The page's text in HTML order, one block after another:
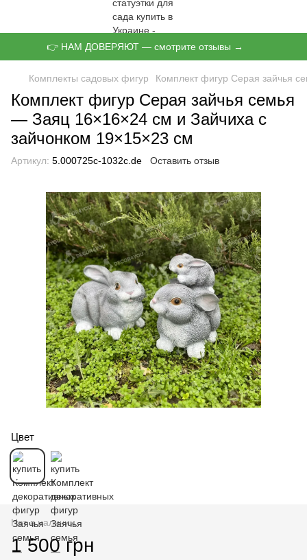
👉 НАМ ДОВЕРЯЮТ — смотрите отзывы →
Комплекты садовых фигур Комплект фигур Серая зайчья
Комплект фигур Серая зайчья семья
— Заяц 16×16×24 см и Зайчиха с
зайчонком 19×15×23 см
Артикул: 5.000725с-1032с.de Оставить отзыв
Цвет
Нет в наличии
1 500 грн